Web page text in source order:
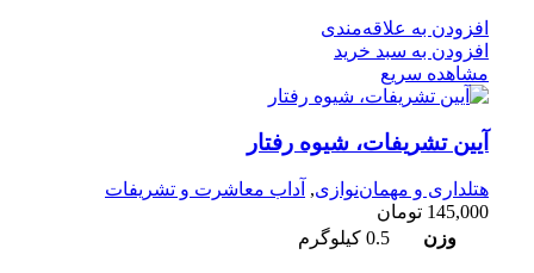
افزودن به علاقه‌مندی
افزودن به سبد خرید
مشاهده سریع
آیین تشریفات، شیوه رفتار
هتلداری و مهمان‌نوازی, آداب معاشرت و تشریفات
145,000 تومان
وزن
0.5 کیلوگرم